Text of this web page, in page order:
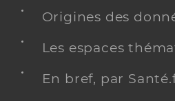
Origines des
Les espaces
En bref, par